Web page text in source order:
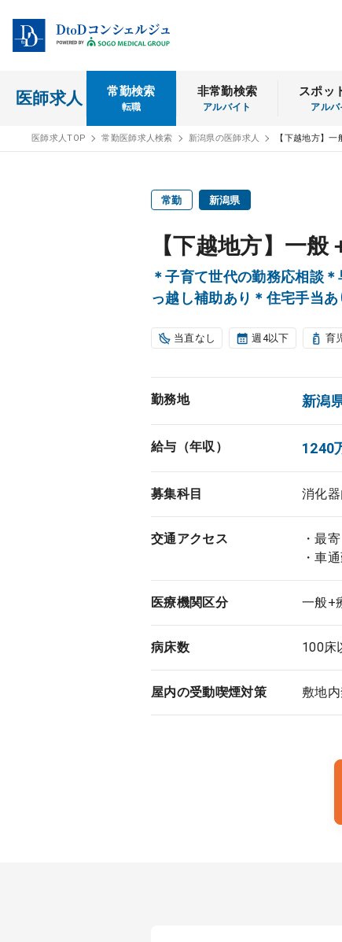
医師求人 常勤検索
転職
非常勤検索
アルバイト
スポッ
アルバ
医師求人TOP 常勤医師求人検索 新潟県の医師求人 【下越地方】
常勤 新潟県
【下越地方】一
＊子育て世代の勤務応相談
っ越し補助あり＊住宅手当
当直なし 週4以下 育
勤務地 新潟
給与（年収） 1240
募集科目 消化
交通アクセス
・最
・車
医療機関区分 一般+
病床数 100床
屋内の受動喫煙対策 敷地